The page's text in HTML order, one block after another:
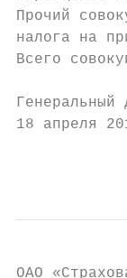
Прочий
налога
Всего
Генеральный
18 апреля
ОAО